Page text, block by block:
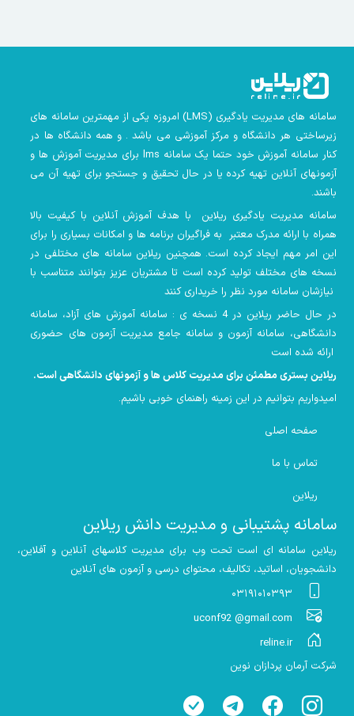
سامانه های مدیریت یادگیری (LMS) امروزه یکی از مهمترین سامانه های
زیرساختی هر دانشگاه و مرکز آموزشی می باشد . و همه دانشگاه ها در
کنار سامانه آموزش خود حتما یک سامانه lms
برای مدیریت آموزش ها و
آزمونهای آنلاین تهیه کرده یا در حال تحقیق و جستجو برای تهیه آن می
باشند.
سامانه مدیریت یادگیری ریلاین با هدف آموزش آنلاین با کیفیت بالا
همراه با ارائه مدرک معتبر به فراگیران برنامه ها و امکانات بسیاری را برای
این امر مهم ایجاد کرده است. همچنین ریلاین سامانه های مختلفی در
نسخه های مختلف تولید کرده است تا مشتریان عزیز بتوانند متناسب با
در حال حاضر ریلاین در 4 نسخه ی : سامانه آموزش های آزاد، سامانه
دانشگاهی، سامانه آزمون و سامانه جامع مدیریت آزمون های حضوری
ریلاین بستری مطمئن برای مدیریت کلاس ها و آزمونهای دانشگاهی است.
امیدواریم بتوانیم در این زمینه راهنمای خوبی باشیم.
صفحه اصلی
تماس با ما
ریلاین
سامانه پشتیبانی و مدیریت دانش ریلاین
ریلاین سامانه ای است تحت وب برای مدیریت کلاسهای آنلاین و آفلاین،
دانشجویان، اساتید، تکالیف، محتوای درسی و آزمون های آنلاین
۰۳۱۹۱۰۱۰۳۹۳
uconf92 @gmail.com
reline.ir
شرکت آرمان پردازان نوین